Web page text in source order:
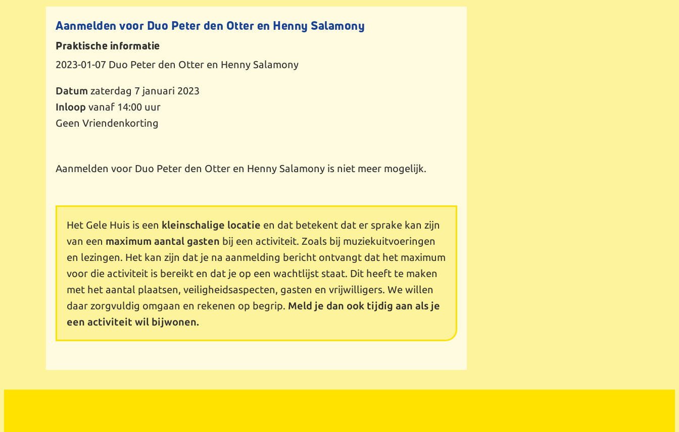
Aanmelden voor Duo Peter den Otter en Henny Salamony
Praktische informatie
2023-01-07 Duo Peter den Otter en Henny Salamony
Datum zaterdag 7 januari 2023
Inloop vanaf 14:00 uur
Geen Vriendenkorting
Aanmelden voor Duo Peter den Otter en Henny Salamony is niet meer mogelijk.
Het Gele Huis is een kleinschalige locatie en dat betekent dat er sprake kan zijn
van een maximum aantal gasten bij een activiteit. Zoals bij muziekuitvoeringen
en lezingen. Het kan zijn dat je na aanmelding bericht ontvangt dat het maximum
voor die activiteit is bereikt en dat je op een wachtlijst staat. Dit heeft te maken
met het aantal plaatsen, veiligheidsaspecten, gasten en vrijwilligers. We willen
daar zorgvuldig omgaan en rekenen op begrip. Meld je dan ook tijdig aan als je
een activiteit wil bijwonen.